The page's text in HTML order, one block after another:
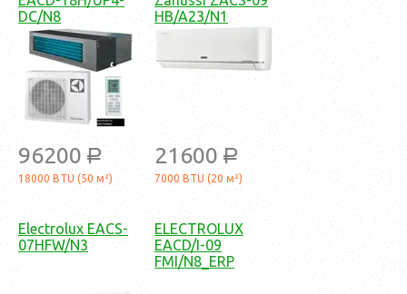
DC/N8
96200 a
18000 BTU (50 м²)
HB/A23/N1
21600 a
7000 BTU (20 м²)
Electrolux EACS-
07HFW/N3
ELECTROLUX
EACD/I-09
FMI/N8_ERP